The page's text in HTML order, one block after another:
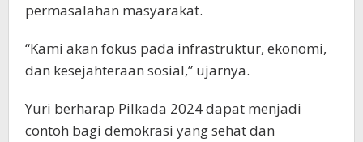
permasalahan masyarakat.
“Kami akan fokus pada infrastruktur, ekonomi,
dan kesejahteraan sosial,” ujarnya.
Yuri berharap Pilkada 2024 dapat menjadi
contoh bagi demokrasi yang sehat dan